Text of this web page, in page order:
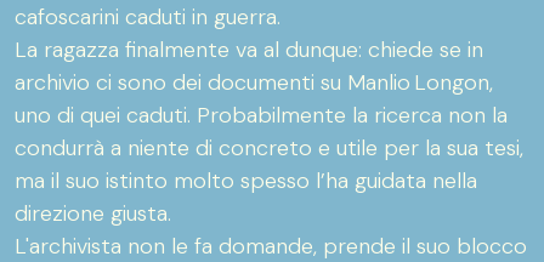
cafoscarini caduti in guerra.
La ragazza finalmente va al dunque: chiede se in
archivio ci sono dei documenti su Manlio Longon,
uno di quei caduti. Probabilmente la ricerca non la
condurrà a niente di concreto e utile per la sua tesi,
ma il suo istinto molto spesso l’ha guidata nella
direzione giusta.
L'archivista non le fa domande, prende il suo blocco